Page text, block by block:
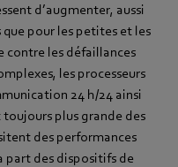
d’augmenter, aussi
pour les petites et les
contre les défaillances
les processeurs
24 h/24 ainsi
plus grande des
des performances
part des dispositifs de